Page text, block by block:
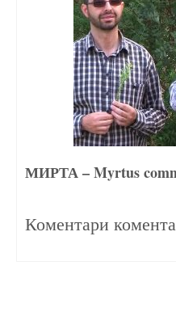
МИРТА – Myrtus
Коментари